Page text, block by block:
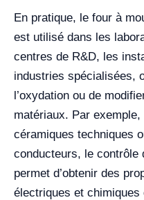
En pratique, le four à
est utilisé dans les
centres de R&D, les
industries spécialisées,
l’oxydation ou de
matériaux. Par
céramiques techniques
conducteurs, le contrôle
permet d’obtenir des
électriques et